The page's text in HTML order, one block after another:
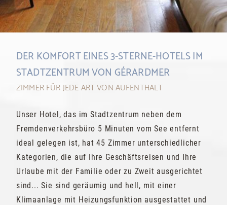
DER KOMFORT EINES 3-STERNE-HOTELS IM
STADTZENTRUM VON GÉRARDMER
ZIMMER FÜR JEDE ART VON AUFENTHALT
Unser Hotel, das im Stadtzentrum neben dem
Fremdenverkehrsbüro 5 Minuten vom See entfernt
ideal gelegen ist, hat 45 Zimmer unterschiedlicher
Kategorien, die auf Ihre Geschäftsreisen und Ihre
Urlaube mit der Familie oder zu Zweit ausgerichtet
sind... Sie sind geräumig und hell, mit einer
Klimaanlage mit Heizungsfunktion ausgestattet und